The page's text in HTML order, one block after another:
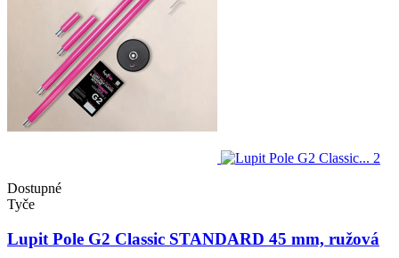
Dostupné
Tyče
Lupit Pole G2 Classic STANDARD 45 mm, ružová